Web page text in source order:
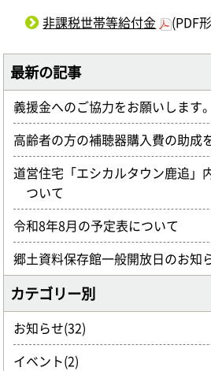
非課税世帯等給付金
(PDF
最新の記事
義援金へのご協力をお願いします。
高齢者の方の補聴器購入費の助成
道営住宅「エシカルタウン鹿追」
ついて
令和8年8月の予定表について
郷土資料保存館一般開放日のお知
カテゴリー別
お知らせ(32)
イベント(2)